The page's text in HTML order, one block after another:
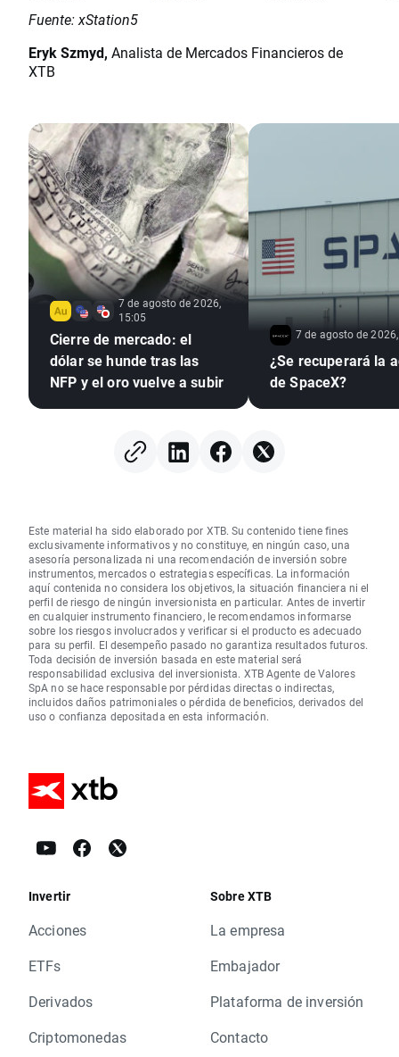
Fuente: xStation5
Eryk Szmyd, Analista de Mercados Financieros de
XTB
7 de agosto de 2026,
15:05
Cierre de mercado: el
dólar se hunde tras las
NFP y el oro vuelve a subir
7 de agosto de
¿Se recuperará la
de SpaceX?
Este material ha sido elaborado por XTB. Su contenido tiene fines
exclusivamente informativos y no constituye, en ningún caso, una
asesoría personalizada ni una recomendación de inversión sobre
instrumentos, mercados o estrategias específicas. La información
aquí contenida no considera los objetivos, la situación financiera ni el
perfil de riesgo de ningún inversionista en particular. Antes de invertir
en cualquier instrumento financiero, le recomendamos informarse
sobre los riesgos involucrados y verificar si el producto es adecuado
para su perfil. El desempeño pasado no garantiza resultados futuros.
Toda decisión de inversión basada en este material será
responsabilidad exclusiva del inversionista. XTB Agente de Valores
SpA no se hace responsable por pérdidas directas o indirectas,
incluidos daños patrimoniales o pérdida de beneficios, derivados del
uso o confianza depositada en esta información.
Invertir
Acciones
ETFs
Derivados
Criptomonedas
Sobre XTB
La empresa
Embajador
Plataforma de inversión
Contacto